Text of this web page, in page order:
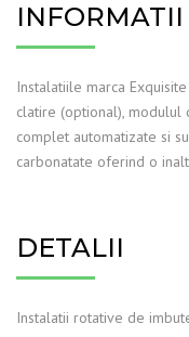
INFORMATII
Instalatiile marca
clatire (optional),
complet automatizate si
carbonatate oferind o
DETALII
Instalatii rotative de